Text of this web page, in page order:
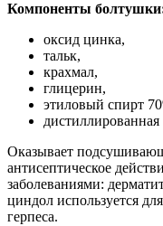
Компоненты болтушки
оксид цинка,
тальк,
крахмал,
глицерин,
этиловый спирт
дистиллированная
Оказывает
антисептическое
заболеваниями:
циндол используется
герпеса.